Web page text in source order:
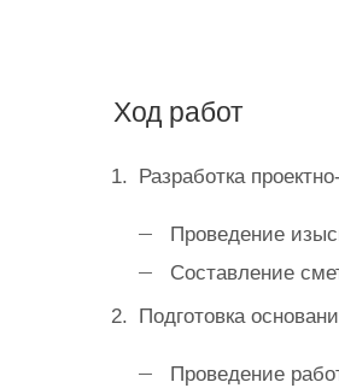
Ход работ
Разработка
Проведение
Составление
Подготовка
Проведение